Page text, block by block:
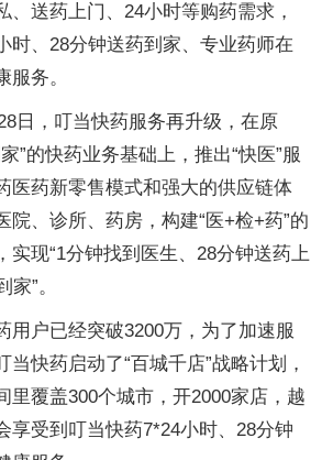
、送药上门、24小时等购药需求，
时、28分钟送药到家、专业药师在
服务。
日，叮当快药服务再升级，在原
”的快药业务基础上，推出“快医”服
医药新零售模式和强大的供应链体
院、诊所、药房，构建“医+检+药”的
实现“1分钟找到医生、28分钟送药上
”。
用户已经突破3200万，为了加速服
当快药启动了“百城千店”战略计划，
里覆盖300个城市，开2000家店，越
享受到叮当快药7*24小时、28分钟